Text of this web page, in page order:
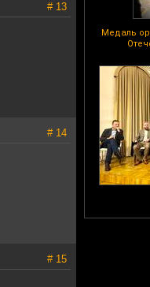
Медаль
# 13
# 14
# 15